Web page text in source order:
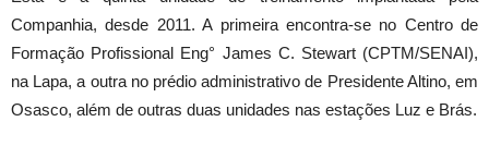
Companhia, desde 2011. A primeira encontra-se no Centro de
Formação Profissional Eng° James C. Stewart (CPTM/SENAI),
na Lapa, a outra no prédio administrativo de Presidente Altino, em
Osasco, além de outras duas unidades nas estações Luz e Brás.